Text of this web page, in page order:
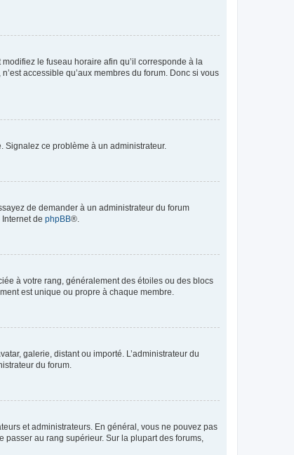
le fuseau horaire afin qu’il corresponde à la
accessible qu’aux membres du forum. Donc si vous
Signalez ce problème à un administrateur.
de demander à un administrateur du forum
de phpBB®.
à votre rang, généralement des étoiles ou des blocs
est unique ou propre à chaque membre.
galerie, distant ou importé. L’administrateur du
du forum.
et administrateurs. En général, vous ne pouvez pas
passer au rang supérieur. Sur la plupart des forums,